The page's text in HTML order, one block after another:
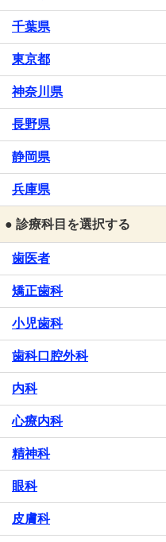
千葉県
東京都
神奈川県
長野県
静岡県
兵庫県
● 診療科目を選択する
歯医者
矯正歯科
小児歯科
歯科口腔外科
内科
心療内科
精神科
眼科
皮膚科